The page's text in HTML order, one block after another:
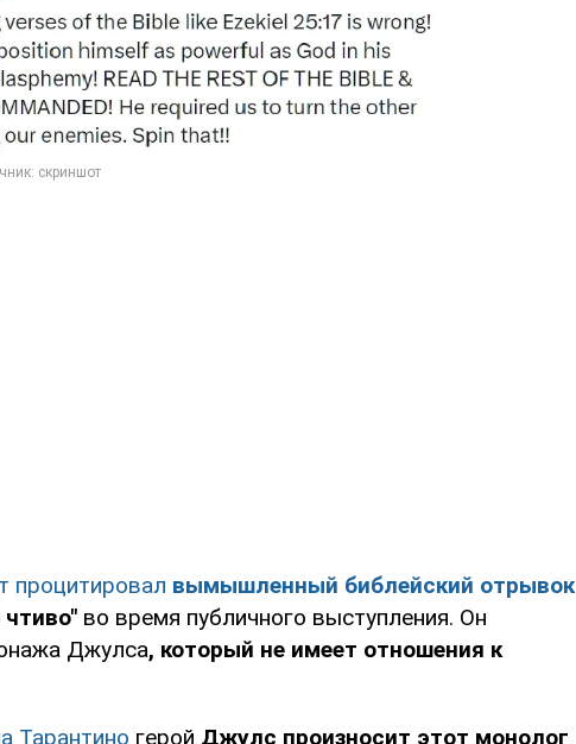
процитировал вымышленный библейский отрывок
во время публичного выступления. Он
Джулса, который не имеет отношения к
Тарантино герой Джулс произносит этот монолог